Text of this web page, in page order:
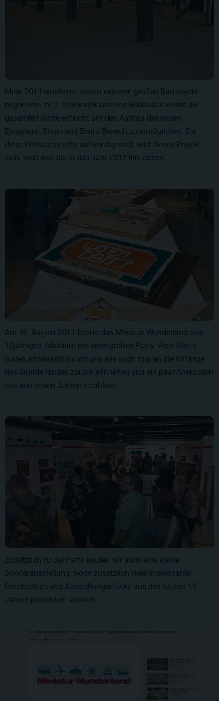
Mitte 2011 wurde mit einem weiteren großen Bauprojekt
begonnen. Im 2. Stockwerk unseres Gebäudes wurde die
gesamte Fläche entkernt um den Aufbau des neuen
Eingangs-, Shop- und Bistro Bereich zu ermöglichen. Da
diese Umbauten sehr aufwendig sind, wird dieses Projekt
sich noch weit bis in das Jahr 2012 hin ziehen.
Am 16. August 2011 feierte das Miniatur Wunderland sein
10jähriges Jubiläum mit einer großen Party. Viele Gäste
waren anwesend als wir uns alle noch mal an die Anfänge
des Wunderlandes zurück erinnerten und ein paar Anekdoten
aus den ersten Jahren erzählten.
Zusätzlich zu der Party bauten wir auch eine kleine
Sonderausstellung, worin zusätzlich viele interessante
Geschichten und Ausstellungsstücke aus den letzten 10
Jahren präsentiert wurden.